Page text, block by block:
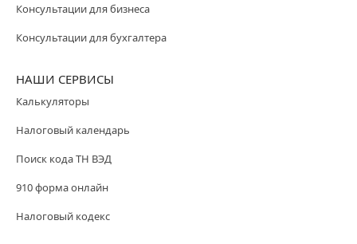
Консультации для бизнеса
Консультации для бухгалтера
НАШИ СЕРВИСЫ
Калькуляторы
Налоговый календарь
Поиск кода ТН ВЭД
910 форма онлайн
Налоговый кодекс